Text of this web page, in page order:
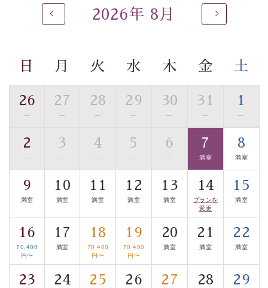
るご入浴をお愉しみください。
■お座敷風呂（大浴場）
す。
■貸切温泉風呂 （40分無料）
眺望はございませんが、源泉掛け流しの温泉の質を楽し
む貸切温泉風呂です。ゆったりといやされるプライベー
トな空間をお愉しみください。
【旅】
■諏訪大社4社を巡る無料参拝バス
豊富な知識を持ったドライバー兼ガイドが諏訪大社をご
案内します。事前ご予約制ですので、ご利用ご希望の方
は【3日前まで】にお電話ください。
※交通規制などにより運行できない日がございます
※年末年始及び御柱祭前後は運行しておりません
2026年 8月
日 月 火 水 木 金 土
26
—
27
—
28
—
29
—
30
—
31
—
1
—
2
—
3
—
4
—
5
—
6
—
7
満室
8
満室
9
満室
10
満室
11
満室
12
満室
13
満室
14
プランを
変更
15
満室
16
70,400
円〜
17
満室
18
70,400
円〜
19
70,400
円〜
20
満室
21
満室
22
満室
23 24 25 26 27 28 29